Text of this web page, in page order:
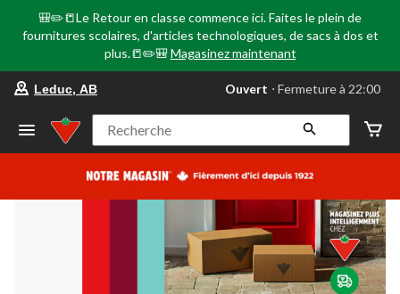
🎒✏️📒Le Retour en classe commence ici. Faites le plein de
fournitures scolaires, d'articles technologiques, de sacs à dos et
plus.📒✏️🎒 Magasinez maintenant
votre
préféré
Leduc,
AB,
courament
Fermeture
à
22:00
cliquer
pour
changer
Leduc, AB Ouvert ⋅ Fermeture à 22:00
Recherche